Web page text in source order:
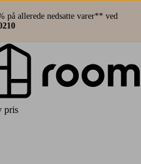
på allerede nedsatte varer** ved
pris